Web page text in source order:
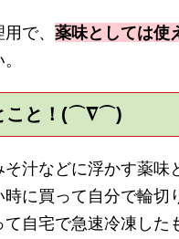
で、 薬味としては使
こと！(⌒∇⌒)
汁などに浮かす薬味
に買って自分で輪切
て自宅で急速冷凍した